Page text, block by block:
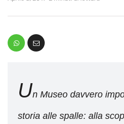
Un Museo davvero
storia alle spalle: alla